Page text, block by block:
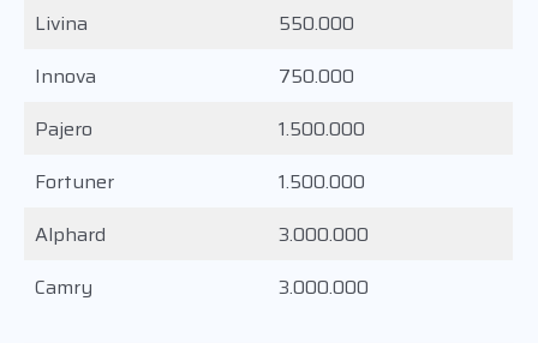
Livina
550.000
Innova
750.000
Pajero
1.500.000
Fortuner
1.500.000
Alphard
3.000.000
Camry
3.000.000